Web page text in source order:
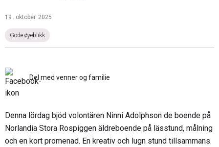
19 . oktober 2025
Gode øyeblikk
Del med venner og familie
Denna lördag bjöd volontären Ninni Adolphson de boende på
Norlandia Stora Rospiggen äldreboende på lässtund, målning
och en kort promenad. En kreativ och lugn stund tillsammans.